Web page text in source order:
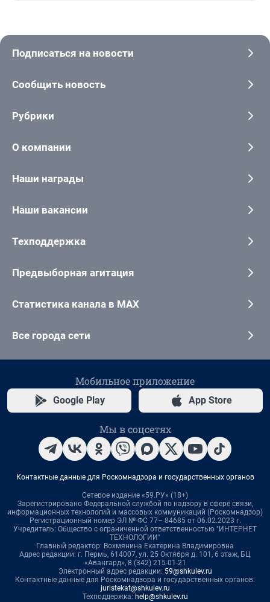
Подписаться на новости
Сообщить новость
Рубрики
О компании
Наши награды
Наши вакансии
Техподдержка
Предвыборная агитация
Статистика канала в MAX
Все города сети
Мобильное приложение
Google Play App Store
Мы в соцсетях
Контактные данные для Роскомнадзора и государственных органов
Сетевое издание «59.РУ» (18+)
Зарегистрировано Федеральной службой по надзору в сфере связи,
информационных технологий и массовых коммуникаций (Роскомнадзор)
Регистрационный номер ЭЛ № ФС 77– 84685 от 06.02.2023 г.
Учредитель: Общество с ограниченной ответственностью "ИНТЕРНЕТ
ТЕХНОЛОГИИ"
Главный редактор: Вохмянина Екатерина Владимировна
Адрес редакции: г. Пермь, 614007, ул. 25 Октября д. 101, 6 этаж, БЦ
«Авангард», 8 (342) 215-01-21
Электронный адрес редакции: 59@shkulev.ru
Контактные данные для Роскомнадзора и государственных органов:
juristekat@shkulev.ru
Техподдержка: help@shkulev.ru